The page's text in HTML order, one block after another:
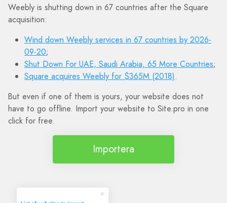
Weebly is shutting down in 67 countries after the Square
acquisition:
Wind down Weebly services in 67 countries by 2026-
09-20;
Shut Down For UAE, Saudi Arabia, 65 More Countries;
Square acquires Weebly for $365M (2018).
But even if one of them is yours, your website does not
have to go offline. Import your website to Site.pro in one
click for free.
Importera